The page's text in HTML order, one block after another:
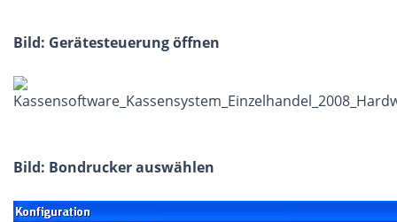
Bild: Gerätesteuerung öffnen
Bild: Bondrucker auswählen